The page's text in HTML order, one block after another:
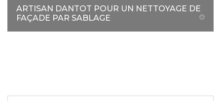
ARTISAN DANTOT POUR UN NETTOYAGE DE
FAÇADE PAR SABLAGE